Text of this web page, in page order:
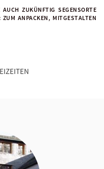
ZUKÜNFTIG SEGENSORTE
ANPACKEN, MITGESTALTEN